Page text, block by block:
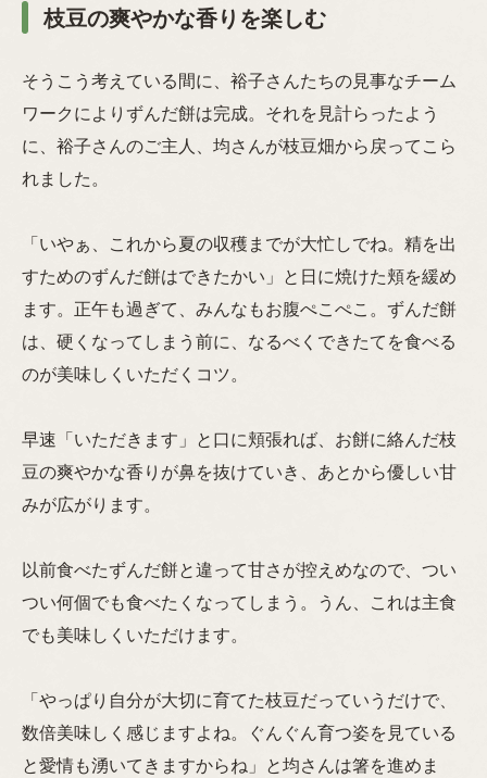
枝豆の爽やかな香りを楽しむ
そうこう考えている間に、裕子さんたちの見事なチーム
ワークによりずんだ餅は完成。それを見計らったよう
に、裕子さんのご主人、均さんが枝豆畑から戻ってこら
れました。
「いやぁ、これから夏の収穫までが大忙しでね。精を出
すためのずんだ餅はできたかい」と日に焼けた頬を緩め
ます。正午も過ぎて、みんなもお腹ぺこぺこ。ずんだ餅
は、硬くなってしまう前に、なるべくできたてを食べる
のが美味しくいただくコツ。
早速「いただきます」と口に頬張れば、お餅に絡んだ枝
豆の爽やかな香りが鼻を抜けていき、あとから優しい甘
みが広がります。
以前食べたずんだ餅と違って甘さが控えめなので、つい
つい何個でも食べたくなってしまう。うん、これは主食
でも美味しくいただけます。
「やっぱり自分が大切に育てた枝豆だっていうだけで、
数倍美味しく感じますよね。ぐんぐん育つ姿を見ている
と愛情も湧いてきますからね」と均さんは箸を進めま